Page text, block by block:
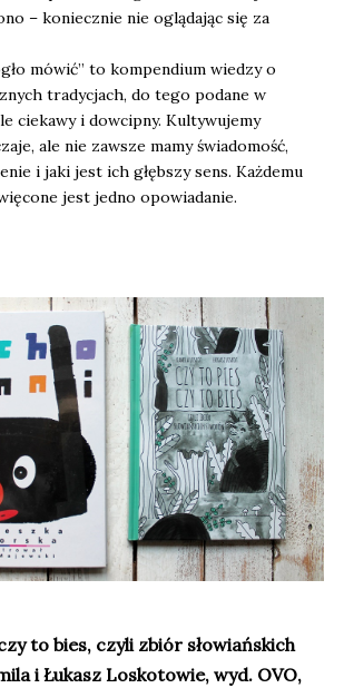
– koniecznie nie oglądając się za
mówić” to kompendium wiedzy o
tradycjach, do tego podane w
ciekawy i dowcipny. Kultywujemy
ale nie zawsze mamy świadomość,
i jaki jest ich głębszy sens. Każdemu
jest jedno opowiadanie.
to bies, czyli zbiór słowiańskich
i Łukasz Loskotowie, wyd. OVO,